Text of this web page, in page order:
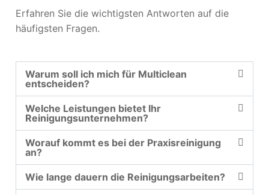
Erfahren Sie die wichtigsten Antworten auf die
häufigsten Fragen.
Warum soll ich mich für Multiclean
entscheiden?
Welche Leistungen bietet Ihr
Reinigungsunternehmen?
Worauf kommt es bei der Praxisreinigung
an?
Wie lange dauern die Reinigungsarbeiten?